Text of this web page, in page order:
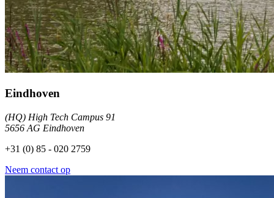
Eindhoven
(HQ) High Tech Campus 91
5656 AG Eindhoven
+31 (0) 85 - 020 2759
Neem contact op